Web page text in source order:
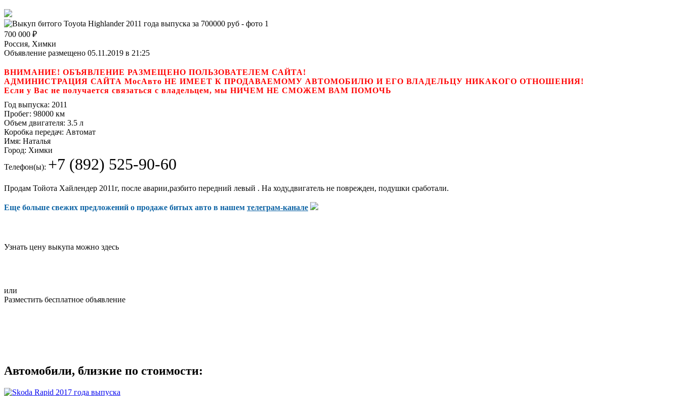
700 000 ₽
Россия, Химки
Объявление размещено 05.11.2019 в 21:25
ВНИМАНИЕ! ОБЪЯВЛЕНИЕ РАЗМЕЩЕНО ПОЛЬЗОВАТЕЛЕМ САЙТА!
АДМИНИСТРАЦИЯ САЙТА МосАвто НЕ ИМЕЕТ К ПРОДАВАЕМОМУ АВТОМОБИЛЮ И ЕГО ВЛАДЕЛЬЦУ НИКАКОГО ОТНОШЕНИЯ!
Если у Вас не получается связаться с владельцем, мы НИЧЕМ НЕ СМОЖЕМ ВАМ ПОМОЧЬ
Год выпуска: 2011
Пробег: 98000 км
Объем двигателя: 3.5 л
Коробка передач: Автомат
Имя: Наталья
Город: Химки
Телефон(ы): +7 (892) 525-90-60
Продам Тойота Хайлендер 2011г, после аварии,разбито передний левый . На ходу,двигатель не поврежден, подушки сработали.
Еще больше свежих предложений о продаже битых авто в нашем телеграм-канале
Узнать цену выкупа можно здесь
или
Разместить бесплатное объявление
Автомобили, близкие по стоимости: